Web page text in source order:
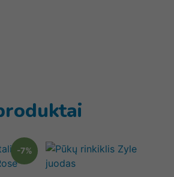
-7%